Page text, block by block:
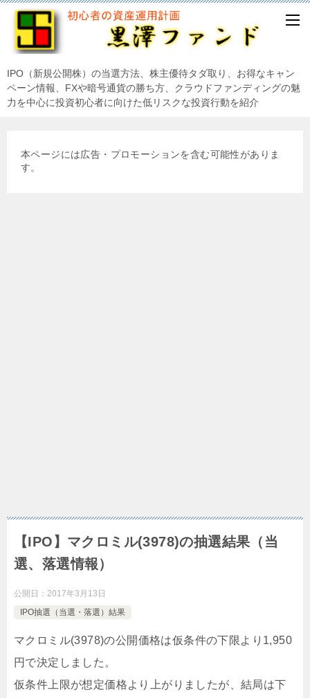
IPO（新規公開株）の当選方法、株主優待タダ取り、お得なキャン
ペーン情報、FXや暗号通貨の勝ち方、クラウドファンディングの魅
力を中心に投資初心者に向けた低リスクな投資行動を紹介
本ページには広告・プロモーションを含む可能性がありま
す。
【IPO】マクロミル(3978)の抽選結果（当
選、落選情報）
公開日： 2017年3月13日
IPO抽選（当選・落選）結果
マクロミル(3978)の公開価格は仮条件の下限より1,950
円で決定しました。
仮条件上限が想定価格より上がりましたが、結局は下